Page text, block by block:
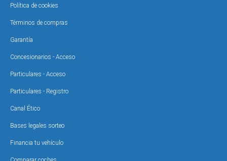
Política de cookies
Términos de compras
Garantía
Concesionarios - Acceso
Particulares - Acceso
Particulares - Registro
Canal Ético
Bases legales sorteo
Financia tu vehículo